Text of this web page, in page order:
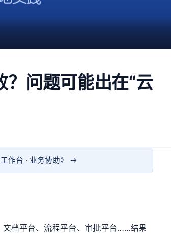
问题可能出在“云
作台 · 业务协助》 →
文档平台、流程平台、审批平台……结果